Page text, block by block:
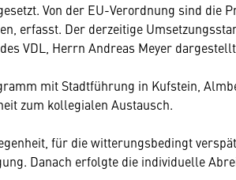
Von der EU-Verordnung sind die
erfasst. Der derzeitige
VDL, Herrn Andreas Meyer
mit Stadtführung in Kufstein,
zum kollegialen Austausch.
für die witterungsbedingt
Danach erfolgte die individuelle